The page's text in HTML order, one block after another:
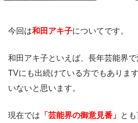
今回は和田アキ子についてです。
和田アキ子といえば、長年芸能界で
TVにも出続けている方でもありま
いないと思います。
現在では 「芸能界の御意見番」 と